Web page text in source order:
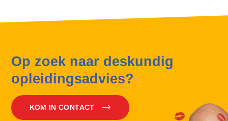
Op zoek naar deskundig
opleidingsadvies?
KOM IN CONTACT